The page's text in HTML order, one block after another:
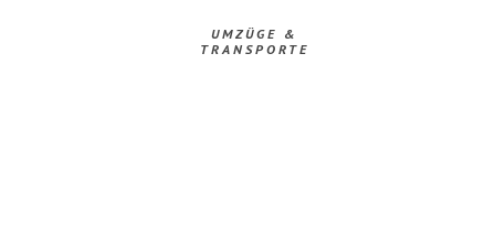
UMZÜGE &
TRANSPORTE